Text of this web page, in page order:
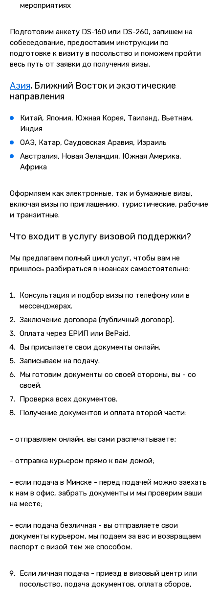
мероприятиях
Подготовим анкету DS-160 или DS-260, запишем на
собеседование, предоставим инструкции по
подготовке к визиту в посольство и поможем пройти
весь путь от заявки до получения визы.
Азия, Ближний Восток и экзотические
направления
Китай, Япония, Южная Корея, Таиланд, Вьетнам,
Индия
ОАЭ, Катар, Саудовская Аравия, Израиль
Австралия, Новая Зеландия, Южная Америка,
Африка
Оформляем как электронные, так и бумажные визы,
включая визы по приглашению, туристические, рабочие
и транзитные.
Что входит в услугу визовой поддержки?
Мы предлагаем полный цикл услуг, чтобы вам не
пришлось разбираться в нюансах самостоятельно:
Консультация и подбор визы по телефону или в
мессенджерах.
Заключение договора (публичный договор).
Оплата через ЕРИП или BePaid.
Вы присылаете свои документы онлайн.
Записываем на подачу.
Мы готовим документы со своей стороны, вы - со
своей.
Проверка всех документов.
Получение документов и оплата второй части:
- отправляем онлайн, вы сами распечатываете;
- отправка курьером прямо к вам домой;
- если подача в Минске - перед подачей можно заехать
к нам в офис, забрать документы и мы проверим ваши
на месте;
- если подача безличная - вы отправляете свои
документы курьером, мы подаем за вас и возвращаем
паспорт с визой тем же способом.
Если личная подача - приезд в визовый центр или
посольство, подача документов, оплата сборов,